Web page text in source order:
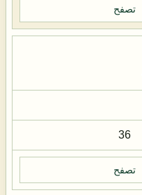
تصفح
36
تصفح